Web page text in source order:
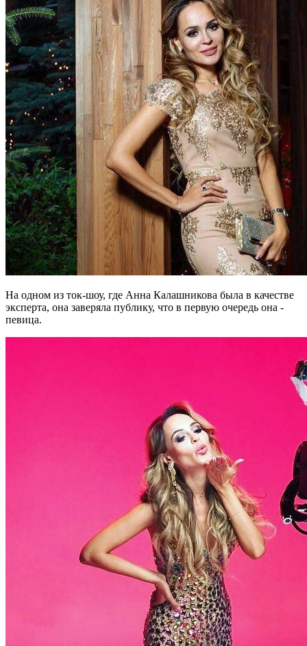
На одном из ток-шоу, где Анна Калашникова была в качестве
эксперта, она заверяла публику, что в первую очередь она -
певица.